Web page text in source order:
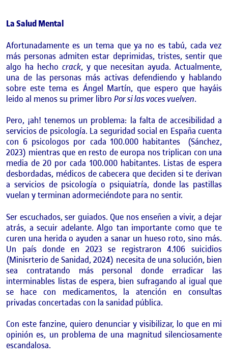
La Salud Mental
Afortunadamente es un tema que ya no es tabú, cada vez
más personas admiten estar deprimidas, tristes, sentir que
algo ha hecho crack, y que necesitan ayuda. Actualmente,
una de las personas más activas defendiendo y hablando
sobre este tema es Ángel Martín, que espero que hayáis
leido al menos su primer libro Por si las voces vuelven.
Pero, ¡ah! tenemos un problema: la falta de accesibilidad a
servicios de psicología. La seguridad social en España cuenta
con 6 psicologos por cada 100.000 habitantes (Sánchez,
2023) mientras que en resto de europa nos triplican con una
media de 20 por cada 100.000 habitantes. Listas de espera
desbordadas, médicos de cabecera que deciden si te derivan
a servicios de psicología o psiquiatría, donde las pastillas
vuelan y terminan adormeciéndote para no sentir.
Ser escuchados, ser guiados. Que nos enseñen a vivir, a dejar
atrás, a secuir adelante. Algo tan importante como que te
curen una herida o ayuden a sanar un hueso roto, sino más.
Un país donde en 2023 se registraron 4.106 suicidios
(Minisrterio de Sanidad, 2024) necesita de una solución, bien
sea contratando más personal donde erradicar las
interminables listas de espera, bien sufragando al igual que
se hace con medicamentos, la atención en consultas
privadas concertadas con la sanidad pública.
Con este fanzine, quiero denunciar y visibilizar, lo que en mi
opinión es, un problema de una magnitud silenciosamente
escandalosa.